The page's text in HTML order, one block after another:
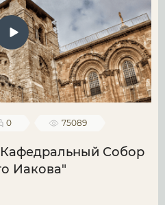
0 75089
Собор
Иакова"